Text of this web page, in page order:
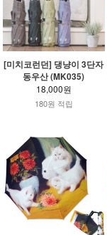
[미치코런던] 댕냥이 3단자
동우산 (MK035)
18,000원
180원 적립